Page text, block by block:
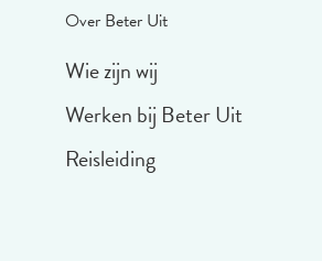
Over Beter Uit
Wie zijn wij
Werken bij Beter Uit
Reisleiding